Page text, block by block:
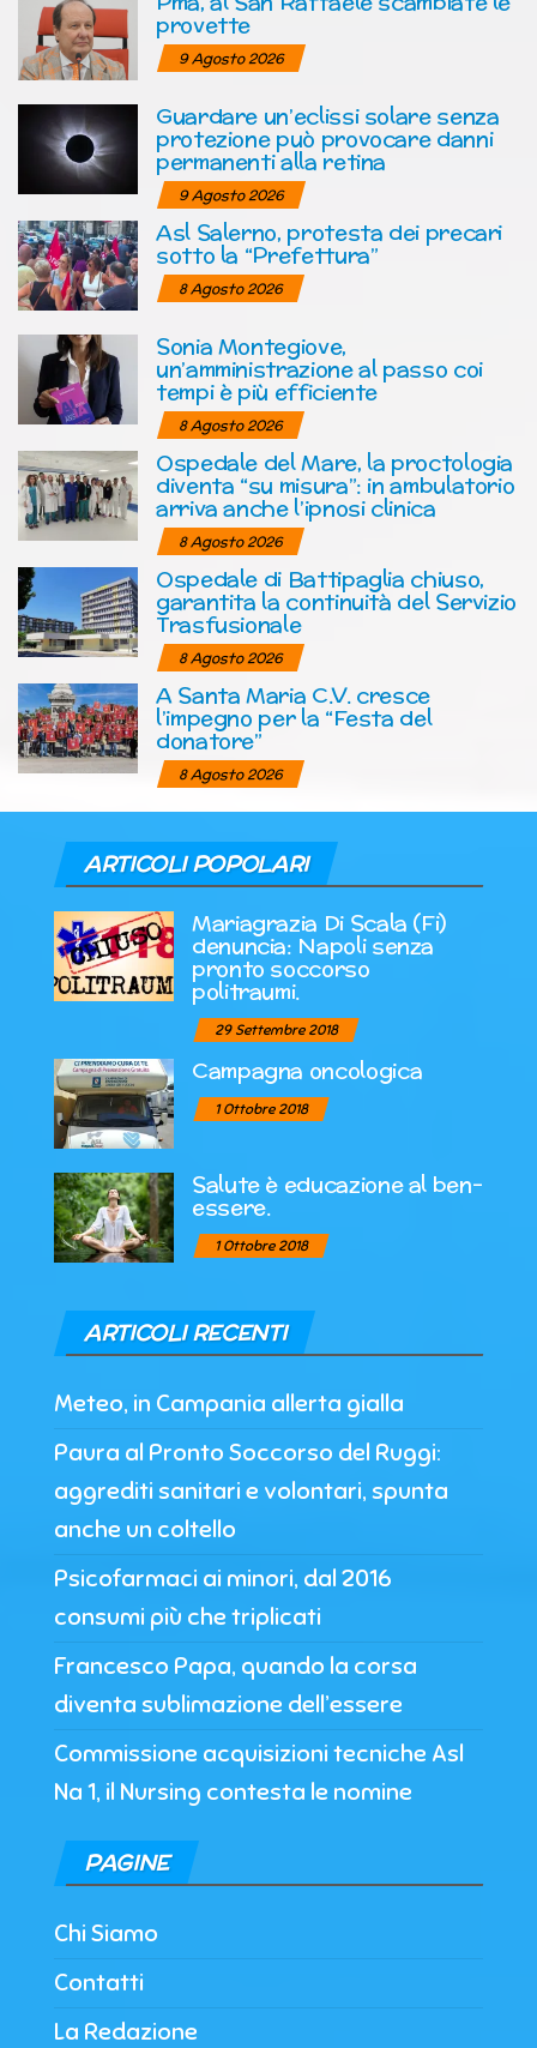
provette
9 Agosto 2026
Guardare un’eclissi solare senza
protezione può provocare danni
permanenti alla retina
9 Agosto 2026
Asl Salerno, protesta dei precari
sotto la “Prefettura”
8 Agosto 2026
Sonia Montegiove,
un’amministrazione al passo coi
tempi è più efficiente
8 Agosto 2026
Ospedale del Mare, la proctologia
diventa “su misura”: in ambulatorio
arriva anche l’ipnosi clinica
8 Agosto 2026
Ospedale di Battipaglia chiuso,
garantita la continuità del Servizio
Trasfusionale
8 Agosto 2026
A Santa Maria C.V. cresce
l’impegno per la “Festa del
donatore”
8 Agosto 2026
ARTICOLI POPOLARI
Mariagrazia Di Scala (Fi)
denuncia: Napoli senza
pronto soccorso
politraumi.
29 Settembre 2018
Campagna oncologica
1 Ottobre 2018
Salute è educazione al ben-
essere.
1 Ottobre 2018
ARTICOLI RECENTI
Meteo, in Campania allerta gialla
Paura al Pronto Soccorso del Ruggi:
aggrediti sanitari e volontari, spunta
anche un coltello
Psicofarmaci ai minori, dal 2016
consumi più che triplicati
Francesco Papa, quando la corsa
diventa sublimazione dell’essere
Commissione acquisizioni tecniche Asl
Na 1, il Nursing contesta le nomine
PAGINE
Chi Siamo
Contatti
La Redazione